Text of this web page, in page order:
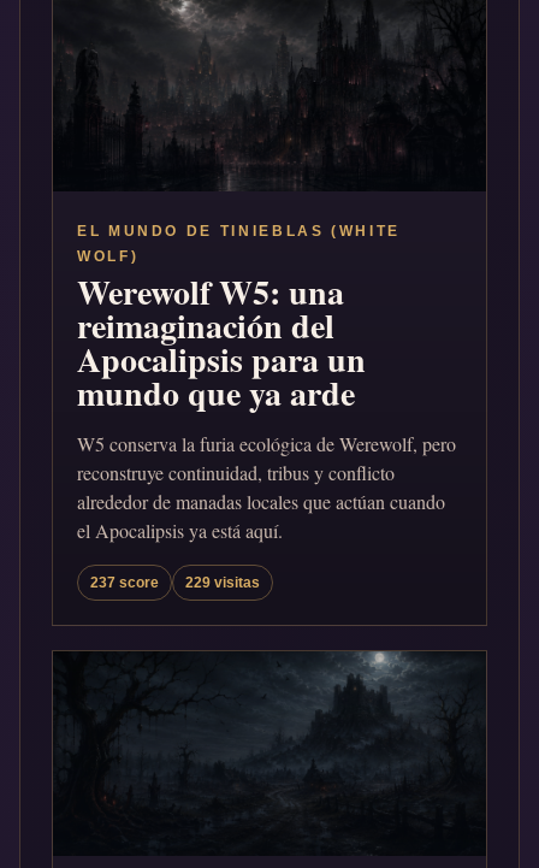
EL MUNDO DE TINIEBLAS (WHITE
WOLF)
Werewolf W5: una
reimaginación del
Apocalipsis para un
mundo que ya arde
W5 conserva la furia ecológica de Werewolf, pero
reconstruye continuidad, tribus y conflicto
alrededor de manadas locales que actúan cuando
el Apocalipsis ya está aquí.
237 score 229 visitas